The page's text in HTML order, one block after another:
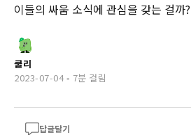
이들의 싸움 소식에 관심을 갖는 걸까?
쿨리
2023-07-04- 7분 걸림
답글달기